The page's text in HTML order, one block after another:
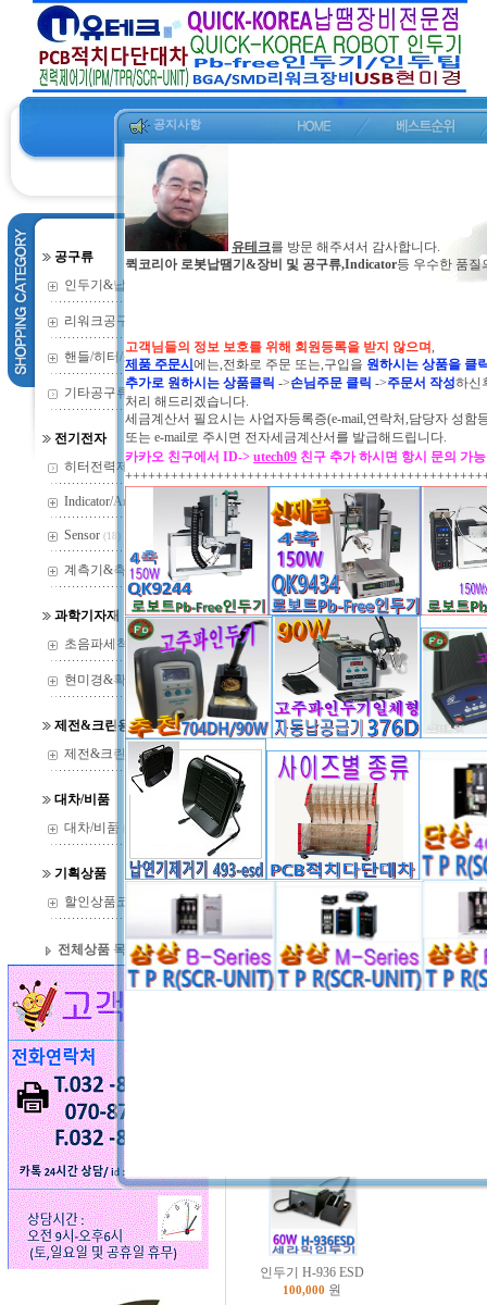
공구류
인두기&납땜기
리워크공구류
핸들/히터/소모 (73)
기타공구류 (2)
전기전자
히터전력제어기
Indicator/Amp
Sensor (18)
계측기&측정기 (37)
과학기자재
초음파세척기 (22)
현미경&확대경 (144)
제전&크린용품
제전&크린용품 (14)
대차/비품
대차/비품
기획상품
할인상품코너
전체상품 목록
(
QUICK-KOREA 고주파인두
704A구형,936ESD,
인두기 H-936 ESD
100,000 원
공지사항
유테크를 방문 해주셔서 감사합니다.
퀵코리아 로봇납땜기&장비 및 공구류,Indicator등 우수한 품질
고객님들의 정보 보호를 위해 회원등록을 받지 않으며,
제품 주문시 에는,전화로 주문 또는,구입을 원하시는 상품을 클
추가로 원하시는 상품클릭 ->손님주문 클릭 ->주문서 작성하신
처리 해드리겠습니다.
세금계산서 필요시는 사업자등록증(e-mail,연락처,담당자 성함
또는 e-mail로 주시면 전자세금계산서를 발급해드립니다.
카카오 친구에서 ID-> utech09 친구 추가 하시면 항시 문의 가